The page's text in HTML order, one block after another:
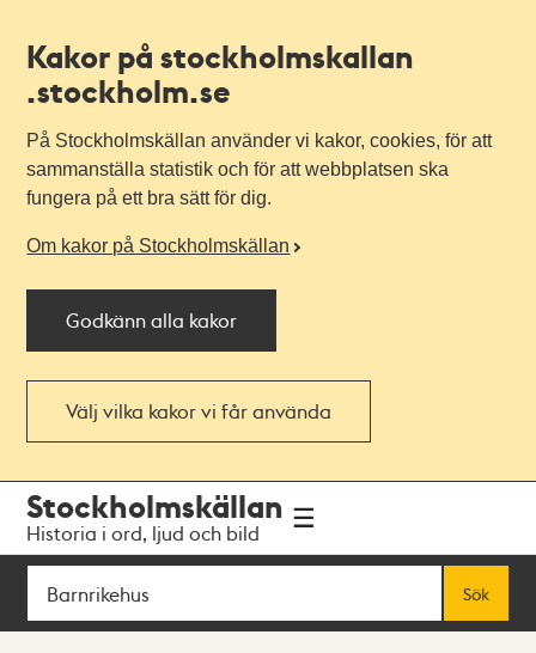
Kakor på stockholmskallan
.stockholm.se
På Stockholmskällan använder vi kakor, cookies, för att
sammanställa statistik och för att webbplatsen ska
fungera på ett bra sätt för dig.
Om kakor på Stockholmskällan
Godkänn alla kakor
Välj vilka kakor vi får använda
navigationen
huvudinnehållet
Stockholmskällan
Historia i ord, ljud och bild
Sök
Sök